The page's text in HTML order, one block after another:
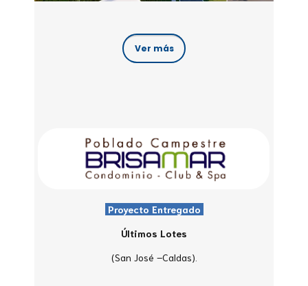
Ver más
Proyecto Entregado
Últimos Lotes
(San José –Caldas).